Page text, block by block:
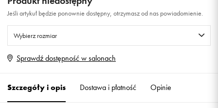
Jeśli artykuł będzie ponownie dostępny, otrzymasz od nas powiadomienie.
Wybierz rozmiar
Rozmiary EU
Sprawdź dostępność w salonach
Szczegóły i opis Dostawa i płatność Opinie